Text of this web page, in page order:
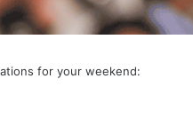
for your weekend: